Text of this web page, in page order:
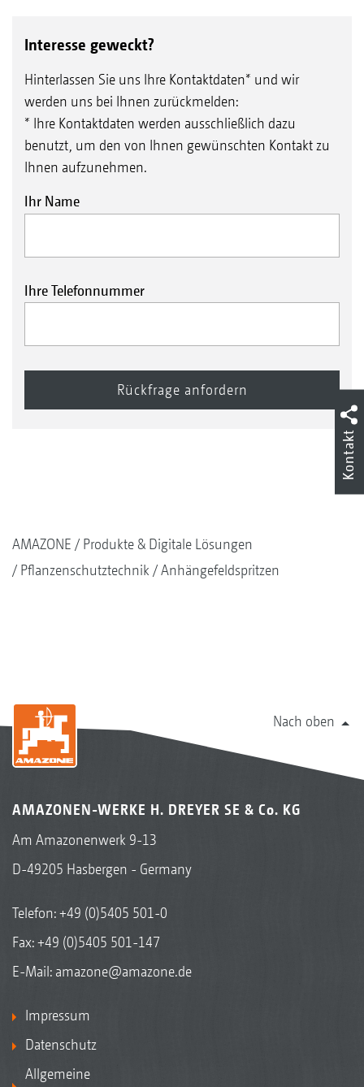
Interesse geweckt?
Hinterlassen Sie uns Ihre Kontaktdaten* und wir
werden uns bei Ihnen zurückmelden:
* Ihre Kontaktdaten werden ausschließlich dazu
benutzt, um den von Ihnen gewünschten Kontakt zu
Ihnen aufzunehmen.
Ihr Name
Ihre Telefonnummer
AMAZONE
Produkte & Digitale Lösungen
Pflanzenschutztechnik
Anhängefeldspritzen
Nach oben
AMAZONEN-WERKE H. DREYER SE & Co. KG
Am Amazonenwerk 9-13
D-49205 Hasbergen - Germany
Telefon:+49 (0)5405 501-0
Fax: +49 (0)5405 501-147
E-Mail: amazone@amazone.de
Impressum
Datenschutz
Allgemeine
Kontakt